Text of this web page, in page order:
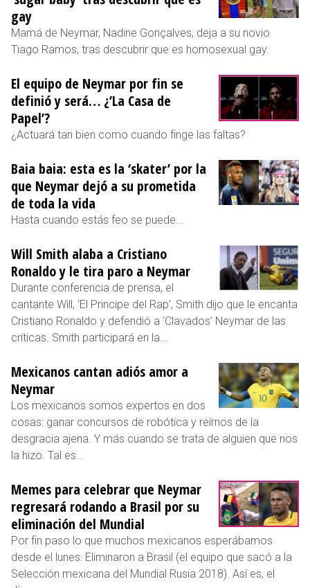
gay
Mamá de Neymar, Nadine Gonçalves, deja a su novio
Tiago Ramos, tras descubrir que es homosexual gay.
El equipo de Neymar por fin se
definió y será… ¿’La Casa de
Papel’?
¿Actuará tan bien como cuando finge las faltas?
Baia baia: esta es la ‘skater’ por la
que Neymar dejó a su prometida
de toda la vida
Hasta cuando estás feo se puede...
Will Smith alaba a Cristiano
Ronaldo y le tira paro a Neymar
Durante conferencia de prensa, el
cantante Will, ‘El Principe del Rap’, Smith dijo que le encanta
Cristiano Ronaldo y defendió a ‘Clavados’ Neymar de las
críticas. Smith participará en la...
Mexicanos cantan adiós amor a
Neymar
Los mexicanos somos expertos en dos
cosas: ganar concursos de robótica y reírnos de la
desgracia ajena. Y más cuando se trata de alguien que nos
la hizo. Tal es...
Memes para celebrar que Neymar
regresará rodando a Brasil por su
eliminación del Mundial
Por fin paso lo que muchos mexicanos esperábamos
desde el lunes: Eliminaron a Brasil (el equipo que sacó a la
Selección mexicana del Mundial Rusia 2018). Así es, el